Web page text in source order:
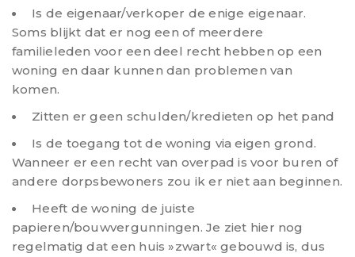
Is de eigenaar/verkoper de enige eigenaar.
Soms blijkt dat er nog een of meerdere
familieleden voor een deel recht hebben op een
woning en daar kunnen dan problemen van
komen.
Zitten er geen schulden/kredieten op het pand
Is de toegang tot de woning via eigen grond.
Wanneer er een recht van overpad is voor buren of
andere dorpsbewoners zou ik er niet aan beginnen.
Heeft de woning de juiste
papieren/bouwvergunningen. Je ziet hier nog
regelmatig dat een huis »zwart« gebouwd is, dus